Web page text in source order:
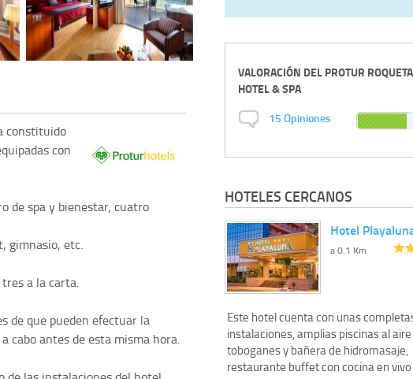
constituido
con
de spa y bienestar, cuatro
gimnasio, etc.
a la carta.
de que pueden efectuar la
cabo antes de esta misma hora.
VALORACIÓN DELPROTUR
HOTEL & SPA
15Opiniones
HOTELES CERCANOS
Hotel Playaluna
a 0.1 Km
Este hotel cuenta con unas
instalaciones, amplias piscinas al
toboganes y bañera de hidromasaje,
restaurante buffet con cocina en